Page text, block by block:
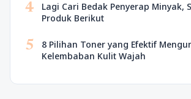
4
Lagi Cari Bedak Penyerap Minyak,
Produk Berikut
5
8 Pilihan Toner yang Efektif
Kelembaban Kulit Wajah